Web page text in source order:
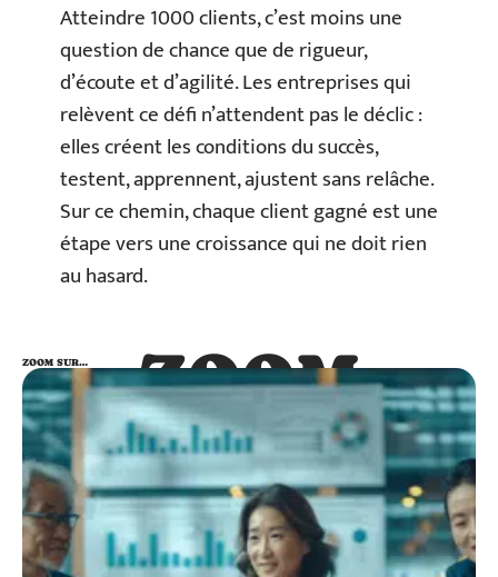
Atteindre 1000 clients, c’est moins une
question de chance que de rigueur,
d’écoute et d’agilité. Les entreprises qui
relèvent ce défi n’attendent pas le déclic :
elles créent les conditions du succès,
testent, apprennent, ajustent sans relâche.
Sur ce chemin, chaque client gagné est une
étape vers une croissance qui ne doit rien
au hasard.
ZOOM
SUR…
ZOOM SUR…